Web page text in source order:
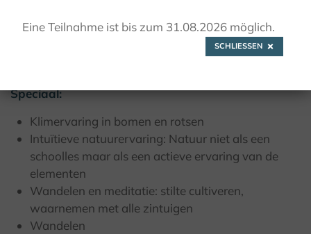
Speciaal:
Klimervaring in bomen en rotsen
Intuïtieve natuurervaring: Natuur niet als een
schoolles maar als een actieve ervaring van de
elementen
Wandelen en meditatie: stilte cultiveren,
waarnemen met alle zintuigen
Wandelen
Eine Teilnahme ist bis zum 31.08.2026 möglich.
SCHLIESSEN